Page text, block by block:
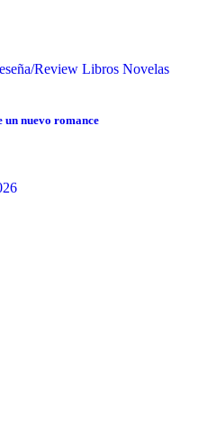
Review Libros Novelas
un nuevo romance